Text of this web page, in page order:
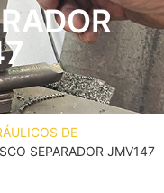
DE
SEPARADOR JMV147